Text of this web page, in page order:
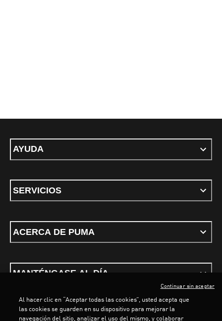
AYUDA
SERVICIOS
ACERCA DE PUMA
MANTÉNGASE AL DÍA
Al hacer clic en “Aceptar todas las cookies”, usted acepta que
las cookies se guarden en su dispositivo para mejorar la
navegación del sitio, analizar el uso del mismo, y colaborar
Continuar sin aceptar